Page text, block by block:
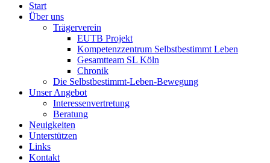
Start
Über uns
Trägerverein
EUTB Projekt
Kompetenzzentrum Selbstbestimmt Leben
Gesamtteam SL Köln
Chronik
Die Selbstbestimmt-Leben-Bewegung
Unser Angebot
Interessenvertretung
Beratung
Neuigkeiten
Unterstützen
Links
Kontakt